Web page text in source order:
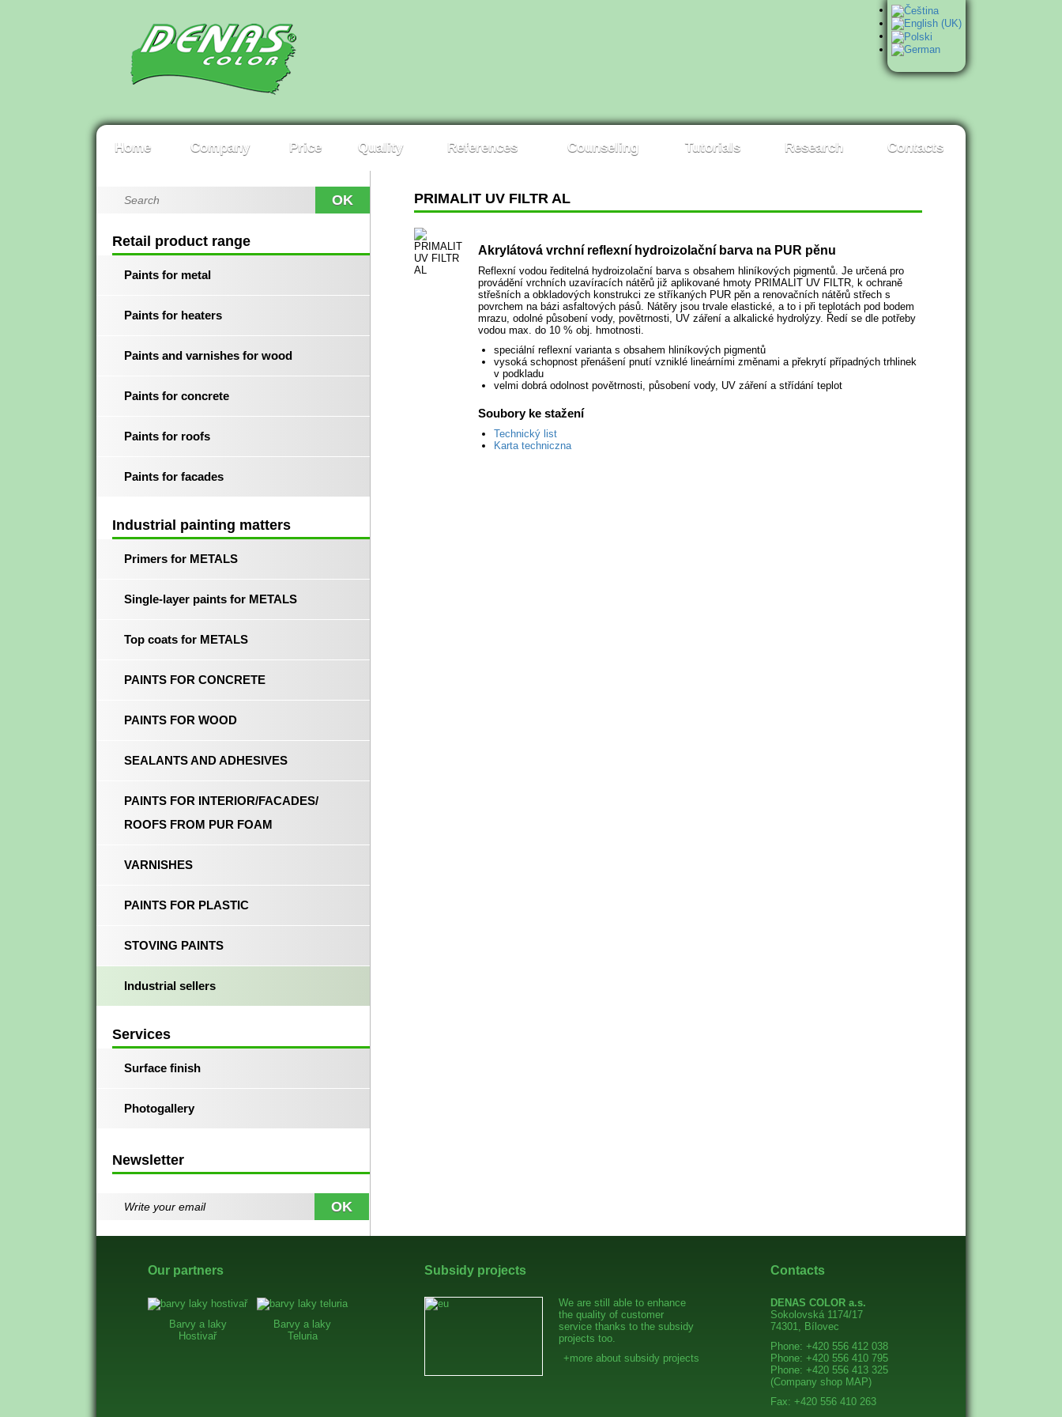
Home Company Price Quality References Counseling Tutorials Research Contacts
OK
Retail product range
Paints for metal
Paints for heaters
Paints and varnishes for wood
Paints for concrete
Paints for roofs
Paints for facades
Industrial painting matters
Primers for METALS
Single-layer paints for METALS
Top coats for METALS
PAINTS FOR CONCRETE
PAINTS FOR WOOD
SEALANTS AND ADHESIVES
PAINTS FOR INTERIOR/FACADES/
ROOFS FROM PUR FOAM
VARNISHES
PAINTS FOR PLASTIC
STOVING PAINTS
Industrial sellers
Services
Surface finish
Photogallery
Newsletter
PRIMALIT UV FILTR AL
Akrylátová vrchní reflexní hydroizolační barva na PUR pěnu
Reflexní vodou ředitelná hydroizolační barva s obsahem hliníkových pigmentů. Je určená pro
provádění vrchních uzavíracích nátěrů již aplikované hmoty PRIMALIT UV FILTR, k ochraně
střešních a obkladových konstrukci ze stříkaných PUR pěn a renovačních nátěrů střech s
povrchem na bázi asfaltových pásů. Nátěry jsou trvale elastické, a to i při teplotách pod bodem
mrazu, odolné působení vody, povětrnosti, UV záření a alkalické hydrolýzy. Ředí se dle potřeby
vodou max. do 10 % obj. hmotnosti.
speciální reflexní varianta s obsahem hliníkových pigmentů
vysoká schopnost přenášení pnutí vzniklé lineárními změnami a překrytí případných trhlinek
v podkladu
velmi dobrá odolnost povětrnosti, působení vody, UV záření a střídání teplot
Soubory ke stažení
Technický list
Karta techniczna
Our partners
Barvy a laky
Hostivař
Barvy a laky
Teluria
Subsidy projects
We are still able to enhance
the quality of customer
service thanks to the subsidy
projects too.
+more about subsidy projects
Contacts
DENAS COLOR a.s.
Sokolovská 1174/17
74301, Bílovec
Phone: +420 556 412 038
Phone: +420 556 410 795
Phone: +420 556 413 325
(Company shop MAP)
Fax: +420 556 410 263